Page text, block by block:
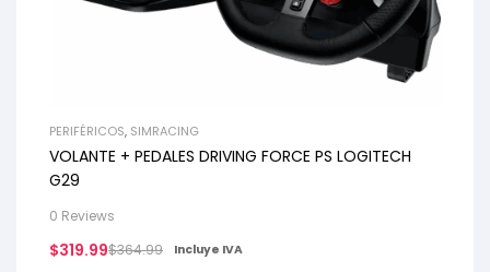
PERIFÉRICOS, SIMRACING
VOLANTE + PEDALES DRIVING FORCE PS LOGITECH
G29
0 Reviews
$364.99
$319.99 Incluye IVA